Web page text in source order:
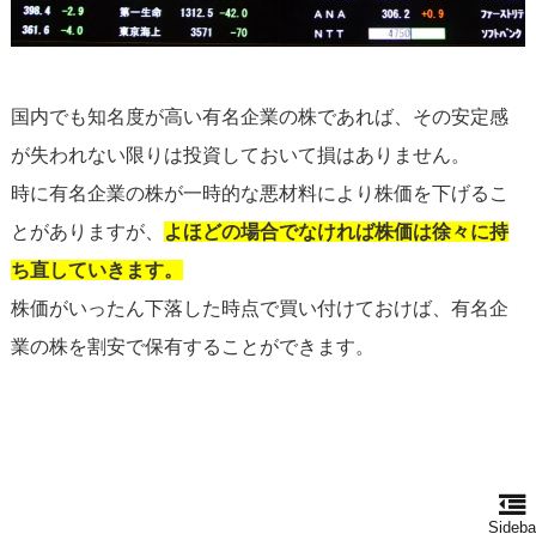
国内でも知名度が高い有名企業の株であれば、その安定感
が失われない限りは投資しておいて損はありません。
時に有名企業の株が一時的な悪材料により株価を下げるこ
とがありますが、
よほどの場合でなければ株価は徐々に持
ち直していきます。
株価がいったん下落した時点で買い付けておけば、有名企
業の株を割安で保有することができます。